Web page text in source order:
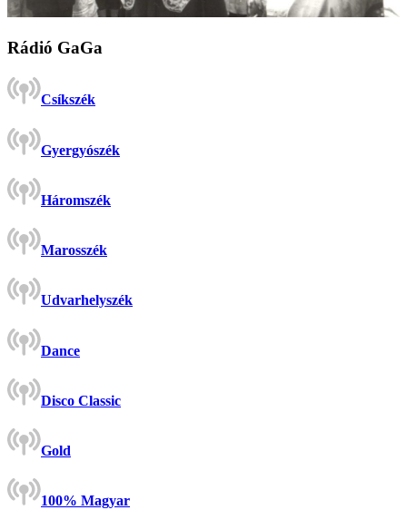
Rádió GaGa
Csíkszék
Gyergyószék
Háromszék
Marosszék
Udvarhelyszék
Dance
Disco Classic
Gold
100% Magyar